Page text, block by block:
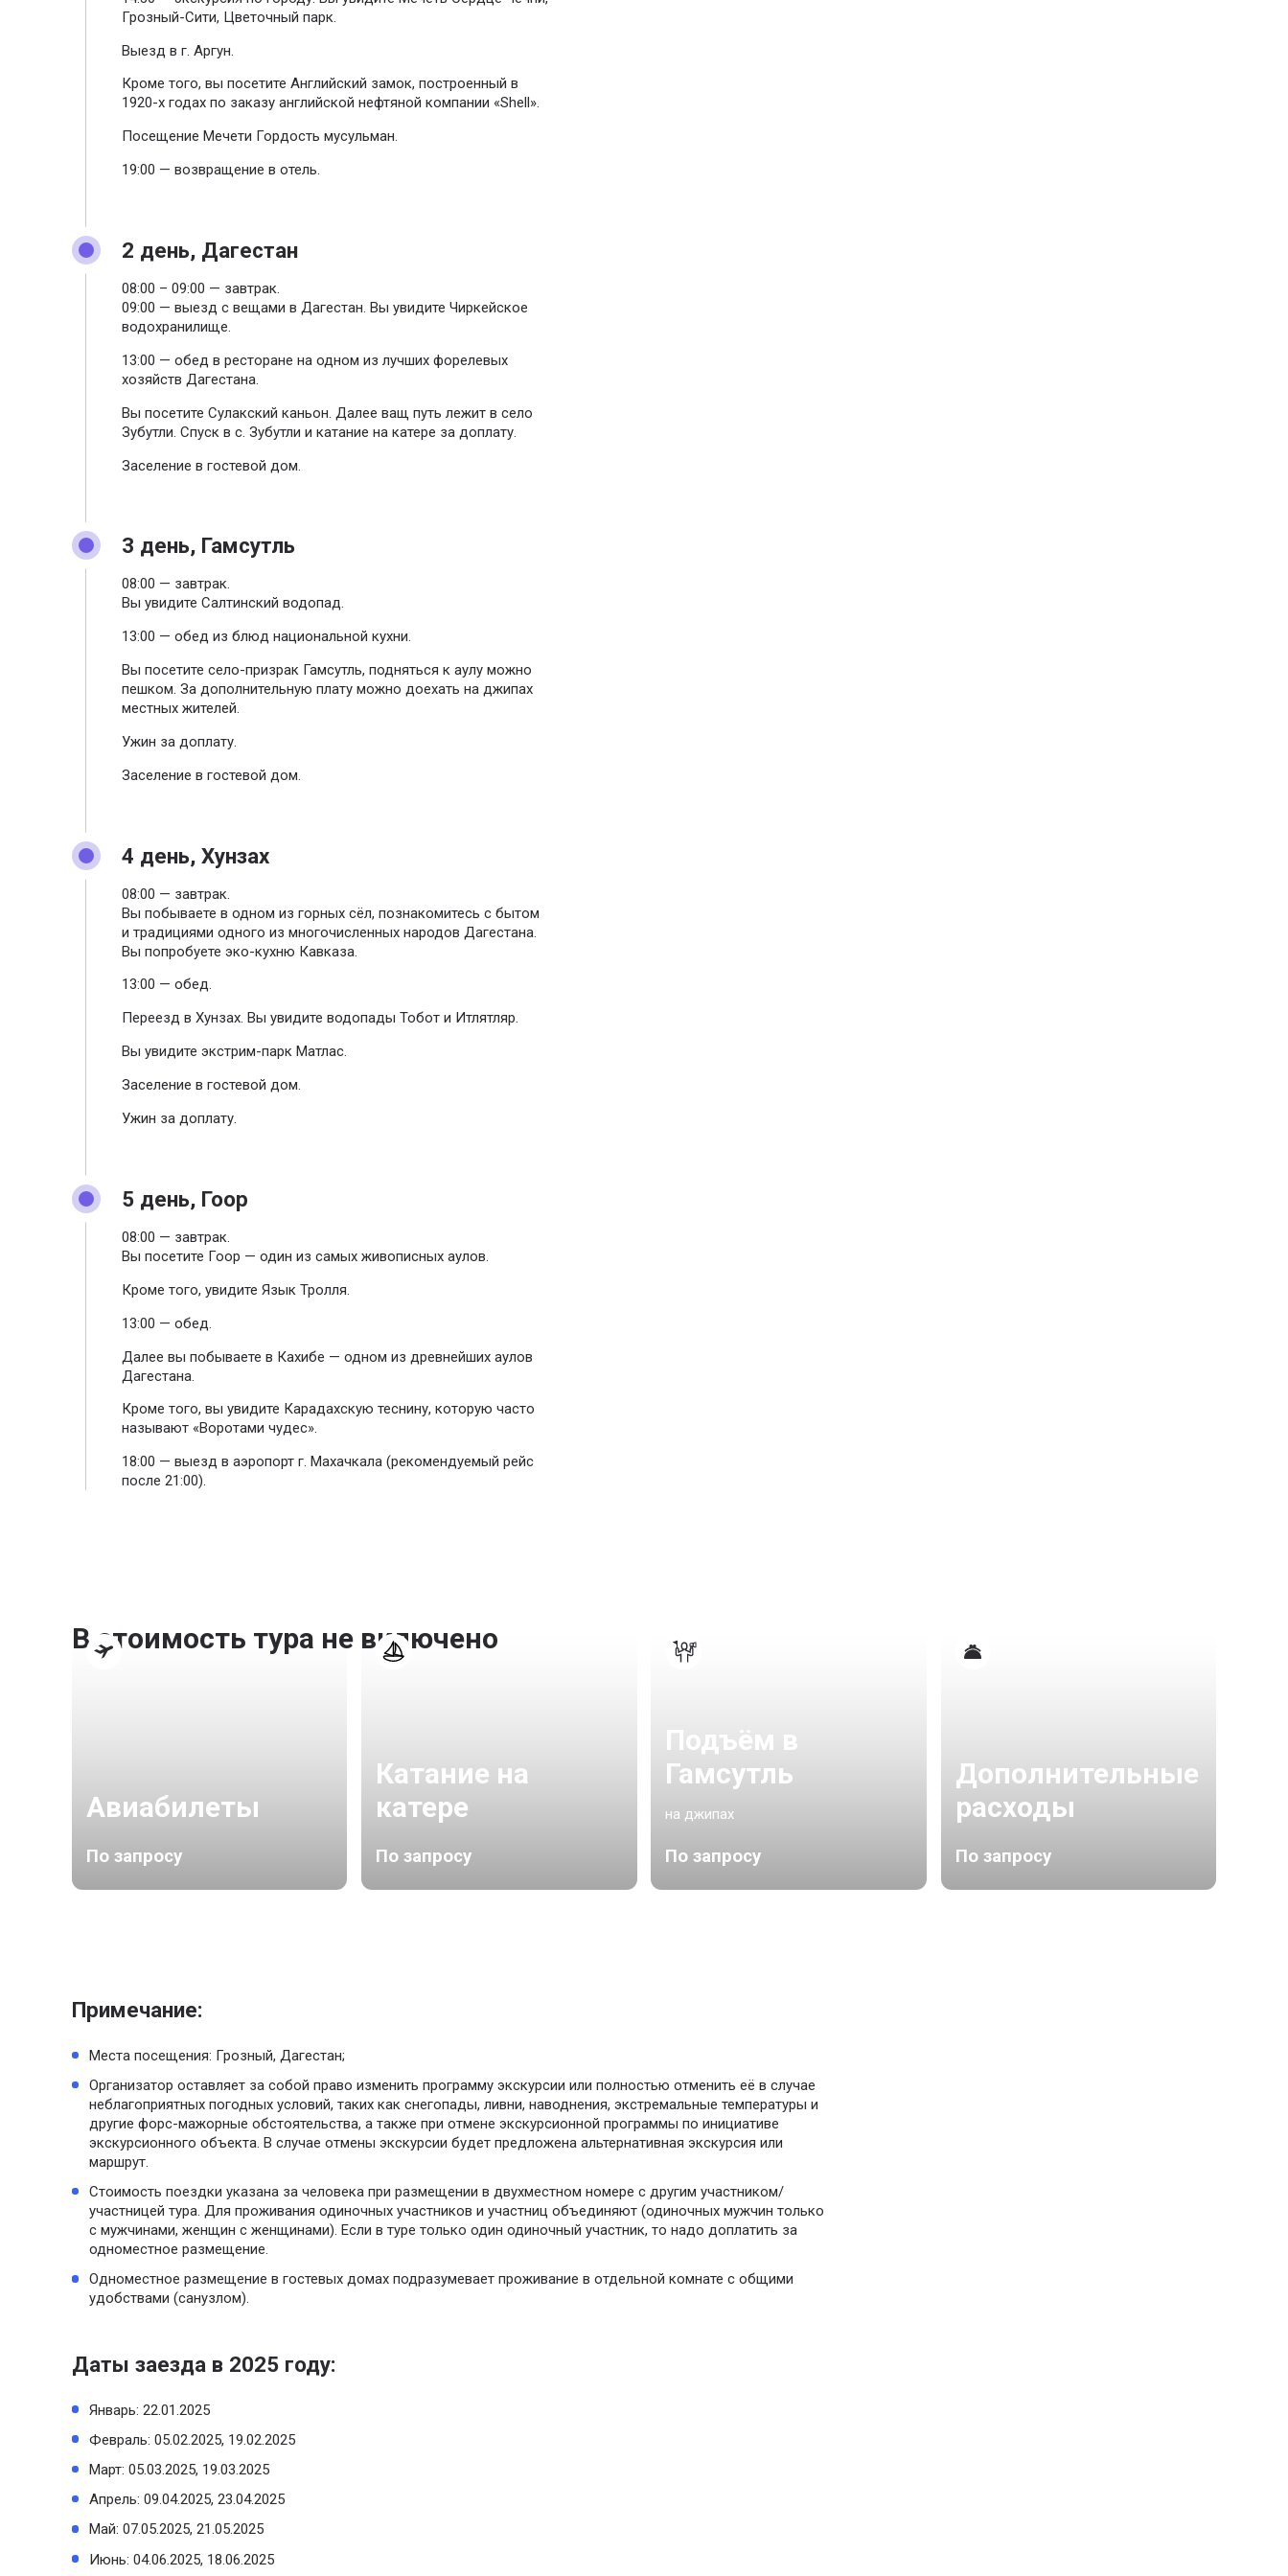
Грозный-Сити, Цветочный парк.
Выезд в г. Аргун.
Кроме того, вы посетите Английский замок, построенный в
1920-х годах по заказу английской нефтяной компании «Shell».
Посещение Мечети Гордость мусульман.
19:00 — возвращение в отель.
2 день, Дагестан
08:00 – 09:00 — завтрак.
09:00 — выезд с вещами в Дагестан. Вы увидите Чиркейское
водохранилище.
13:00 — обед в ресторане на одном из лучших форелевых
хозяйств Дагестана.
Вы посетите Сулакский каньон. Далее ващ путь лежит в село
Зубутли. Спуск в с. Зубутли и катание на катере за доплату.
Заселение в гостевой дом.
3 день, Гамсутль
08:00 — завтрак.
Вы увидите Салтинский водопад.
13:00 — обед из блюд национальной кухни.
Вы посетите село-призрак Гамсутль, подняться к аулу можно
пешком. За дополнительную плату можно доехать на джипах
местных жителей.
Ужин за доплату.
Заселение в гостевой дом.
4 день, Хунзах
08:00 — завтрак.
Вы побываете в одном из горных сёл, познакомитесь с бытом
и традициями одного из многочисленных народов Дагестана.
Вы попробуете эко-кухню Кавказа.
13:00 — обед.
Переезд в Хунзах. Вы увидите водопады Тобот и Итлятляр.
Вы увидите экстрим-парк Матлас.
Заселение в гостевой дом.
Ужин за доплату.
5 день, Гоор
08:00 — завтрак.
Вы посетите Гоор — один из самых живописных аулов.
Кроме того, увидите Язык Тролля.
13:00 — обед.
Далее вы побываете в Кахибе — одном из древнейших аулов
Дагестана.
Кроме того, вы увидите Карадахскую теснину, которую часто
называют «Воротами чудес».
18:00 — выезд в аэропорт г. Махачкала (рекомендуемый рейс
после 21:00).
В стоимость тура не включено
Авиабилеты
По запросу
Катание на
катере
По запросу
Подъём в
Гамсутль
на джипах
По запросу
Дополнительные
расходы
По запросу
Примечание:
Места посещения: Грозный, Дагестан;
Организатор оставляет за собой право изменить программу экскурсии или полностью отменить её в случае
неблагоприятных погодных условий, таких как снегопады, ливни, наводнения, экстремальные температуры и
другие форс-мажорные обстоятельства, а также при отмене экскурсионной программы по инициативе
экскурсионного объекта. В случае отмены экскурсии будет предложена альтернативная экскурсия или
маршрут.
Стоимость поездки указана за человека при размещении в двухместном номере с другим участником/
участницей тура. Для проживания одиночных участников и участниц объединяют (одиночных мужчин только
с мужчинами, женщин с женщинами). Если в туре только один одиночный участник, то надо доплатить за
одноместное размещение.
Одноместное размещение в гостевых домах подразумевает проживание в отдельной комнате с общими
удобствами (санузлом).
Даты заезда в 2025 году:
Январь: 22.01.2025
Февраль: 05.02.2025, 19.02.2025
Март: 05.03.2025, 19.03.2025
Апрель: 09.04.2025, 23.04.2025
Май: 07.05.2025, 21.05.2025
Июнь: 04.06.2025, 18.06.2025